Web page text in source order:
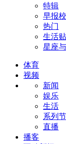
特辑
早报
热门
生活
星座
体育
视频
新闻
娱乐
生活
系列
直播
播客